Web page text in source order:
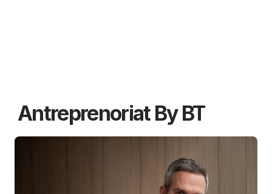
Antreprenoriat By BT